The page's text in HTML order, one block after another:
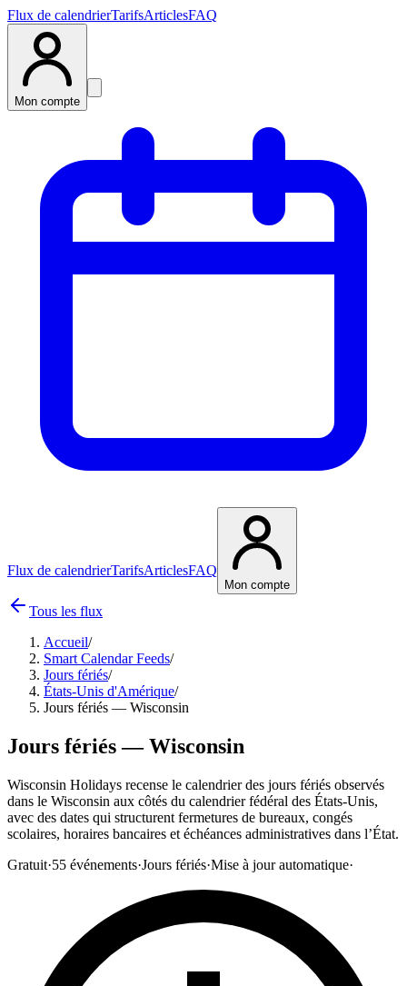
Flux de calendrierTarifsArticlesFAQ
Mon compte
Flux de calendrierTarifsArticlesFAQ
Mon compte
Tous les flux
Accueil/
Smart Calendar Feeds/
Jours fériés/
États-Unis d'Amérique/
Jours fériés — Wisconsin
Jours fériés — Wisconsin
Wisconsin Holidays recense le calendrier des jours fériés observés
dans le Wisconsin aux côtés du calendrier fédéral des États-Unis,
avec des dates qui structurent fermetures de bureaux, congés
scolaires, horaires bancaires et échéances administratives dans l’État.
Gratuit·55 événements·Jours fériés·Mise à jour automatique·